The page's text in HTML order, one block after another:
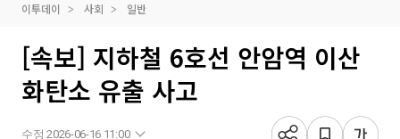
이투데이 사회 일반
[속보] 지하철 6호선 안암역 이산
화탄소 유출 사고
수정 2026-06-16 11:00